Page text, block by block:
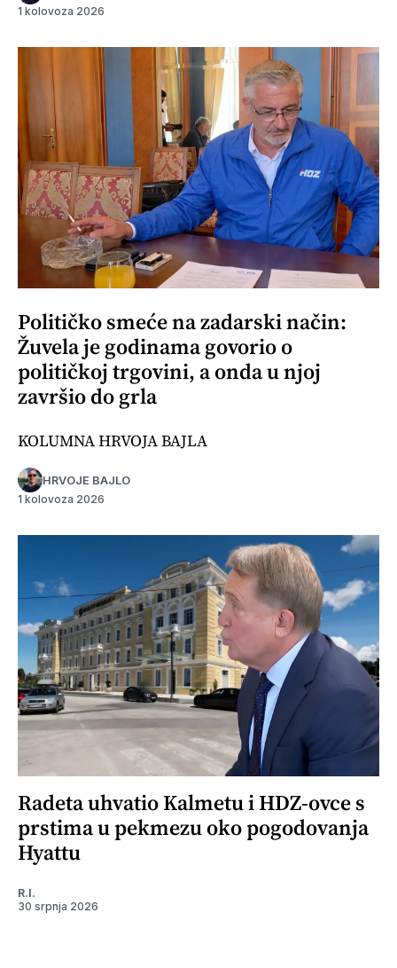
1 kolovoza 2026
Političko smeće na zadarski način:
Žuvela je godinama govorio o
političkoj trgovini, a onda u njoj
završio do grla
KOLUMNA HRVOJA BAJLA
HRVOJE BAJLO
1 kolovoza 2026
Radeta uhvatio Kalmetu i HDZ-ovce s
prstima u pekmezu oko pogodovanja
Hyattu
R.I.
30 srpnja 2026